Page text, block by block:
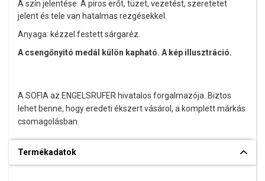
A szín jelentése: A piros erőt, tüzet, vezetést, szeretetet
jelent és tele van hatalmas rezgésekkel.
Anyaga: kézzel festett sárgaréz.
A csengőnyitó medál külön kapható. A kép illusztráció.
A SOFIA az ENGELSRUFER hivatalos forgalmazója. Biztos
lehet benne, hogy eredeti ékszert vásárol, a komplett márkás
csomagolásban.
Termékadatok